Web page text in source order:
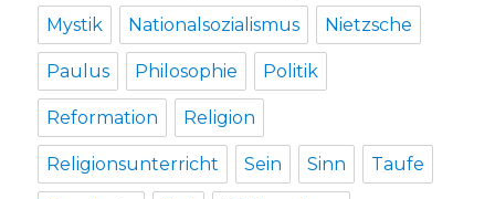
Mystik Nationalsozialismus Nietzsche
Paulus Philosophie Politik
Reformation Religion
Religionsunterricht Sein Sinn Taufe